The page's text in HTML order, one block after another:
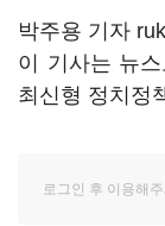
박주용 기자
이 기사는 뉴
최신형 정치정